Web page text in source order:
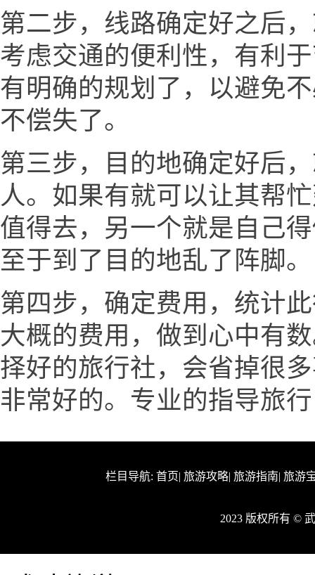
第二步，线路确定好之后
考虑交通的便利性，有利
有明确的规划了，以避免
不偿失了。
第三步，目的地确定好后
人。如果有就可以让其帮
值得去，另一个就是自己
至于到了目的地乱了阵脚。
第四步，确定费用，统计
大概的费用，做到心中有
择好的旅行社，会省掉很
非常好的。专业的指导旅
栏目导航: 首页| 旅游攻略| 旅游指南| 旅游
2023 版权所有 ©